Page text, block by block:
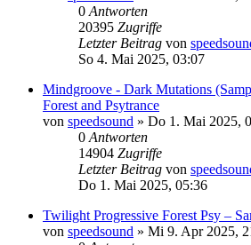
0 Antworten
20395 Zugriffe
Letzter Beitrag von
So 4. Mai 2025, 03:07
Mindgroove - Dark Mutations
Forest and Psytrance
von speedsound » Do 1. Mai 2025,
0 Antworten
14904 Zugriffe
Letzter Beitrag von
Do 1. Mai 2025, 05:36
Twilight Progressive Forest Psy –
von speedsound » Mi 9. Apr 2025,